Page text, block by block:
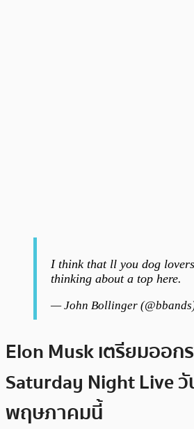
I think that ll you dog
thinking about a top here.
— John Bollinger
Elon Musk เตรียมออก
Saturday Night Live
พฤษภาคมนี้